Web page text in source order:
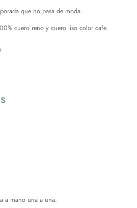
que no pasa de moda.
cuero reno y cuero liso color cafe
a mano una a una.